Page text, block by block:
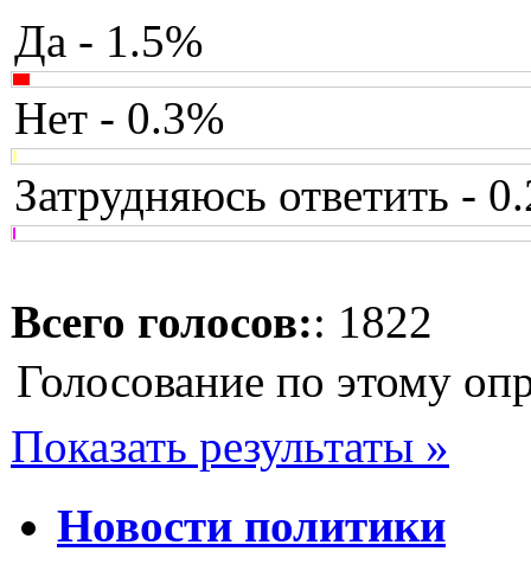
Да - 1.5%
Нет - 0.3%
Затрудняюсь ответить -
Всего голосов:: 1822
Голосование по этому
Показать результаты »
Новости политики